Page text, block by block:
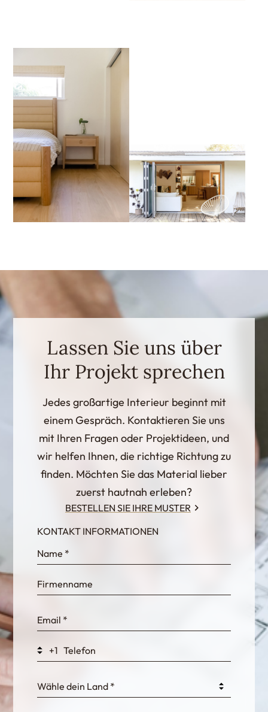
Lassen Sie uns über
Ihr Projekt sprechen
Jedes großartige Interieur beginnt mit
einem Gespräch. Kontaktieren Sie uns
mit Ihren Fragen oder Projektideen, und
wir helfen Ihnen, die richtige Richtung zu
finden. Möchten Sie das Material lieber
zuerst hautnah erleben?
BESTELLEN SIE IHRE MUSTER
InternalFormDataPassing
bn1q0rrvUn2bmwl
WEK7sP7DXp5OiEV
KONTAKT INFORMATIONEN
+1
Wähle dein Land *